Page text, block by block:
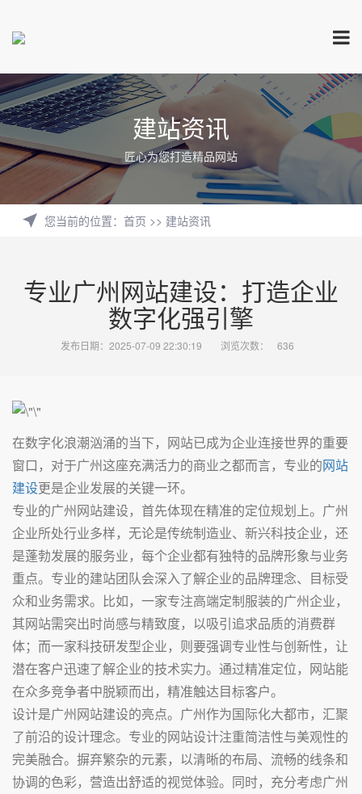
建站资讯
匠心为您打造精品网站
您当前的位置： 首页 >> 建站资讯
专业广州网站建设：打造企业
数字化强引擎
发布日期：2025-07-09 22:30:19 浏览次数： 636
在数字化浪潮汹涌的当下，网站已成为企业连接世界的重要
窗口，对于广州这座充满活力的商业之都而言，专业的网站
建设更是企业发展的关键一环。
专业的广州网站建设，首先体现在精准的定位规划上。广州
企业所处行业多样，无论是传统制造业、新兴科技企业，还
是蓬勃发展的服务业，每个企业都有独特的品牌形象与业务
重点。专业的建站团队会深入了解企业的品牌理念、目标受
众和业务需求。比如，一家专注高端定制服装的广州企业，
其网站需突出时尚感与精致度，以吸引追求品质的消费群
体；而一家科技研发型企业，则要强调专业性与创新性，让
潜在客户迅速了解企业的技术实力。通过精准定位，网站能
在众多竞争者中脱颖而出，精准触达目标客户。
设计是广州网站建设的亮点。广州作为国际化大都市，汇聚
了前沿的设计理念。专业的网站设计注重简洁性与美观性的
完美融合。摒弃繁杂的元素，以清晰的布局、流畅的线条和
协调的色彩，营造出舒适的视觉体验。同时，充分考虑广州